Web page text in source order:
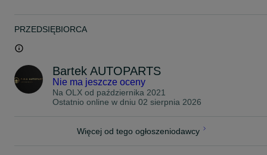
PRZEDSIĘBIORCA
Bartek AUTOPARTS
Nie ma jeszcze oceny
Na OLX od października 2021
Ostatnio online w dniu 02 sierpnia 2026
Więcej od tego ogłoszeniodawcy